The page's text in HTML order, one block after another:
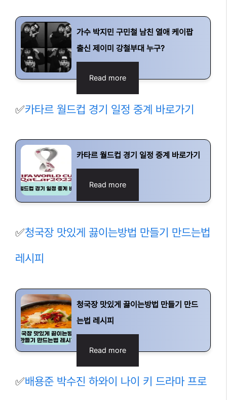
가수 박지민 구민철 남친 열애 케이팝
출신 제이미 강철부대 누구?
Read more
✅카타르 월드컵 경기 일정 중계 바로가기
카타르 월드컵 경기 일정 중계 바로가기
Read more
✅청국장 맛있게 끓이는방법 만들기 만드는법
레시피
청국장 맛있게 끓이는방법 만들기 만드
는법 레시피
Read more
✅배용준 박수진 하와이 나이 키 드라마 프로